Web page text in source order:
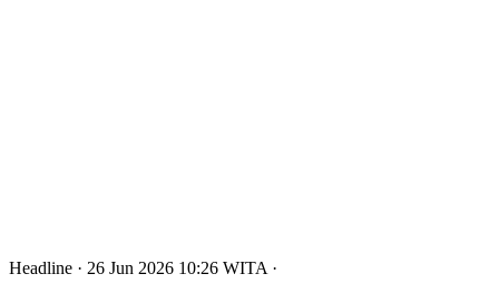
Headline · 26 Jun 2026 10:26 WITA ·